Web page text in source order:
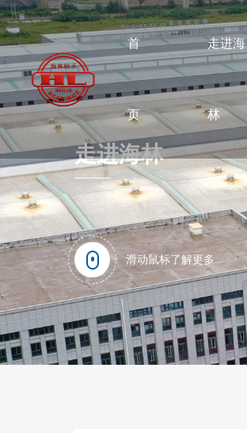
首
页
走进海
林
走进海林
滑动鼠标了解更多